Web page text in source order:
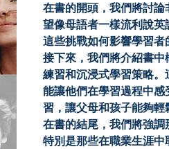
在書的開頭，我們將討
望像母語者一樣流利說
這些挑戰如何影響學習者
接下來，我們將介紹書
練習和沉浸式學習策略
能讓他們在學習過程中
習，讓父母和孩子能夠輕
在書的結尾，我們將強調
特別是那些在職業生涯